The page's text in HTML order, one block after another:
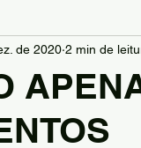
Adaptável
de 2020 2 min de